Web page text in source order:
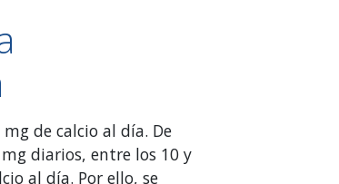
de calcio al día. De
diarios, entre los 10 y
al día. Por ello, se